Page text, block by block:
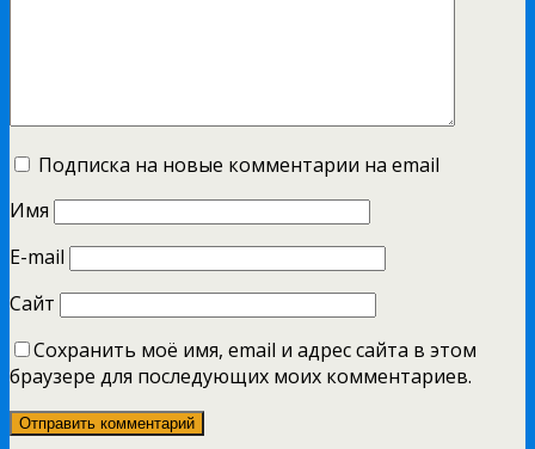
Подписка на новые комментарии на email
Имя
E-mail
Сайт
Сохранить моё имя, email и адрес сайта в этом
браузере для последующих моих комментариев.